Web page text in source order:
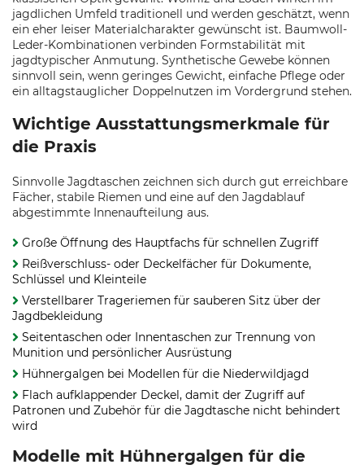
jagdlichen Umfeld traditionell und werden geschätzt, wenn
ein eher leiser Materialcharakter gewünscht ist. Baumwoll-
Leder-Kombinationen verbinden Formstabilität mit
jagdtypischer Anmutung. Synthetische Gewebe können
sinnvoll sein, wenn geringes Gewicht, einfache Pflege oder
ein alltagstauglicher Doppelnutzen im Vordergrund stehen.
Wichtige Ausstattungsmerkmale für
die Praxis
Sinnvolle Jagdtaschen zeichnen sich durch gut erreichbare
Fächer, stabile Riemen und eine auf den Jagdablauf
abgestimmte Innenaufteilung aus.
Große Öffnung des Hauptfachs für schnellen Zugriff
Reißverschluss- oder Deckelfächer für Dokumente,
Schlüssel und Kleinteile
Verstellbarer Trageriemen für sauberen Sitz über der
Jagdbekleidung
Seitentaschen oder Innentaschen zur Trennung von
Munition und persönlicher Ausrüstung
Hühnergalgen bei Modellen für die Niederwildjagd
Flach aufklappender Deckel, damit der Zugriff auf
Patronen und Zubehör für die Jagdtasche nicht behindert
wird
Modelle mit Hühnergalgen für die